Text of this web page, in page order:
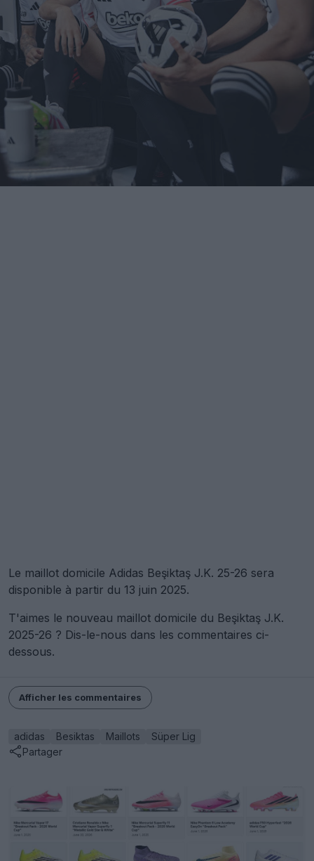
Le maillot domicile Adidas Beşiktaş J.K. 25-26 sera
disponible à partir du 13 juin 2025.
T'aimes le nouveau maillot domicile du Beşiktaş J.K.
2025-26 ? Dis-le-nous dans les commentaires ci-
dessous.
Afficher les commentaires
adidas Besiktas Maillots
Süper Lig
Partager